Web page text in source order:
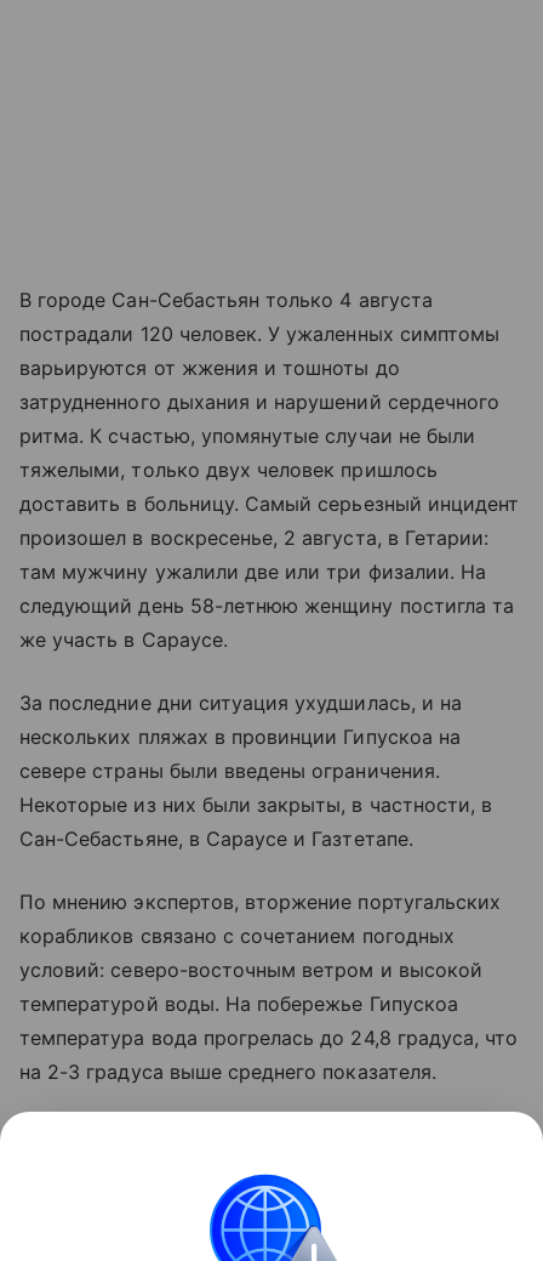
В городе Сан-Себастьян только 4 августа
пострадали 120 человек. У ужаленных симптомы
варьируются от жжения и тошноты до
затрудненного дыхания и нарушений сердечного
ритма. К счастью, упомянутые случаи не были
тяжелыми, только двух человек пришлось
доставить в больницу. Самый серьезный инцидент
произошел в воскресенье, 2 августа, в Гетарии:
там мужчину ужалили две или три физалии. На
следующий день 58-летнюю женщину постигла та
же участь в Сараусе.
За последние дни ситуация ухудшилась, и на
нескольких пляжах в провинции Гипускоа на
севере страны были введены ограничения.
Некоторые из них были закрыты, в частности, в
Сан-Себастьяне, в Сараусе и Газтетапе.
По мнению экспертов, вторжение португальских
корабликов связано с сочетанием погодных
условий: северо-восточным ветром и высокой
температурой воды. На побережье Гипускоа
температура вода прогрелась до 24,8 градуса, что
на 2-3 градуса выше среднего показателя.
этой неделе после появления многочисленных
физалий на атлантическом побережье: несколько
пляжей были закрыты, в том числе в Бретани и